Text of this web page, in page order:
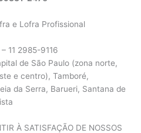
e Lofra Profissional
11 2985-9116
de São Paulo (zona norte,
e centro), Tamboré,
da Serra, Barueri, Santana de
À SATISFAÇÃO DE NOSSOS